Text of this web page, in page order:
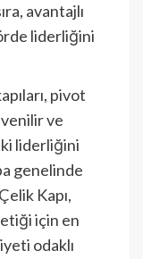
avantajlı
liderliğini
pivot
ve
liderliğini
genelinde
Kapı,
için en
odaklı